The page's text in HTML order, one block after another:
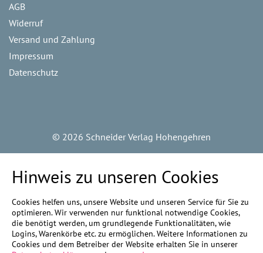
AGB
Widerruf
Versand und Zahlung
Impressum
Datenschutz
© 2026 Schneider Verlag Hohengehren
Hinweis zu unseren Cookies
Cookies helfen uns, unsere Website und unseren Service für Sie zu
optimieren. Wir verwenden nur funktional notwendige Cookies,
die benötigt werden, um grundlegende Funktionalitäten, wie
Logins, Warenkörbe etc. zu ermöglichen. Weitere Informationen zu
Cookies und dem Betreiber der Website erhalten Sie in unserer